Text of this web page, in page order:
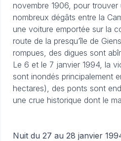
novembre 1906, pour
nombreux dégâts entre la
une voiture emportée sur la
route de la presqu’île de
rompues, des digues sont
Le 6 et le 7 janvier 1994, la
sont inondés principalement
hectares), des ponts sont
une crue historique dont le
Nuit du 27 au 28 janvier